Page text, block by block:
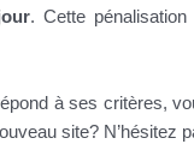
. Cette
à ses critères,
site? N’hésitez